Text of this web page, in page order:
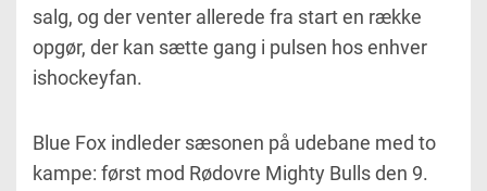
salg, og der venter allerede fra start en række
opgør, der kan sætte gang i pulsen hos enhver
ishockeyfan.
Blue Fox indleder sæsonen på udebane med to
kampe: først mod Rødovre Mighty Bulls den 9.